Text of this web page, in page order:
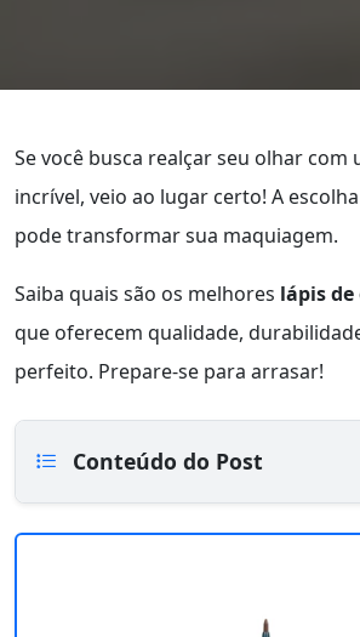
Se você busca realçar seu olhar com
incrível, veio ao lugar certo! A
pode transformar sua maquiagem.
Saiba quais são os melhores lápis
que oferecem qualidade,
perfeito. Prepare-se para arrasar!
Conteúdo do Post